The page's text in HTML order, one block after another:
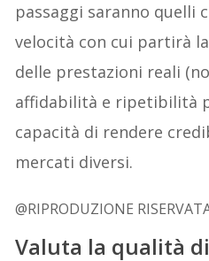
passaggi saranno quelli
velocità con cui partirà
delle prestazioni reali
affidabilità e ripetibilità
capacità di rendere
mercati diversi.
@RIPRODUZIONE
Valuta la qualità